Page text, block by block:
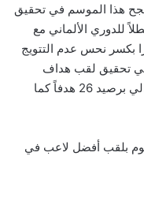
عقب أن نجح هذا الموسم في تحقيق
للدوري الألماني مع
بكسر نحس عدم التتويج
تحقيق لقب هداف
الدوري الألماني للموسم الثاني على التوالي برصيد 26 هدفاً كما
بلقب أفضل لاعب في